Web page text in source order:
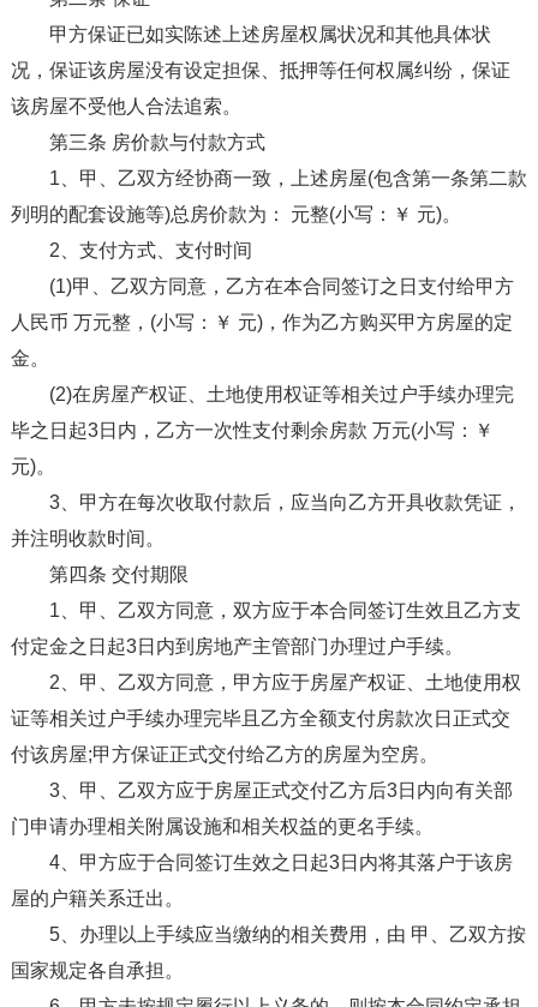
甲方保证已如实陈述上述房屋权属状况和其他具体状
况，保证该房屋没有设定担保、抵押等任何权属纠纷，保证
该房屋不受他人合法追索。
第三条 房价款与付款方式
1、甲、乙双方经协商一致，上述房屋(包含第一条第二款
列明的配套设施等)总房价款为： 元整(小写：￥ 元)。
2、支付方式、支付时间
(1)甲、乙双方同意，乙方在本合同签订之日支付给甲方
人民币 万元整，(小写：￥ 元)，作为乙方购买甲方房屋的定
金。
(2)在房屋产权证、土地使用权证等相关过户手续办理完
毕之日起3日内，乙方一次性支付剩余房款 万元(小写：￥
元)。
3、甲方在每次收取付款后，应当向乙方开具收款凭证，
并注明收款时间。
第四条 交付期限
1、甲、乙双方同意，双方应于本合同签订生效且乙方支
付定金之日起3日内到房地产主管部门办理过户手续。
2、甲、乙双方同意，甲方应于房屋产权证、土地使用权
证等相关过户手续办理完毕且乙方全额支付房款次日正式交
付该房屋;甲方保证正式交付给乙方的房屋为空房。
3、甲、乙双方应于房屋正式交付乙方后3日内向有关部
门申请办理相关附属设施和相关权益的更名手续。
4、甲方应于合同签订生效之日起3日内将其落户于该房
屋的户籍关系迁出。
5、办理以上手续应当缴纳的相关费用，由 甲、乙双方按
国家规定各自承担。